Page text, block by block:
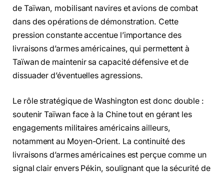
de Taïwan, mobilisant navires et avions de combat
dans des opérations de démonstration. Cette
pression constante accentue l’importance des
livraisons d’armes américaines, qui permettent à
Taïwan de maintenir sa capacité défensive et de
dissuader d’éventuelles agressions.
Le rôle stratégique de Washington est donc double :
soutenir Taïwan face à la Chine tout en gérant les
engagements militaires américains ailleurs,
notamment au Moyen-Orient. La continuité des
livraisons d’armes américaines est perçue comme un
signal clair envers Pékin, soulignant que la sécurité de